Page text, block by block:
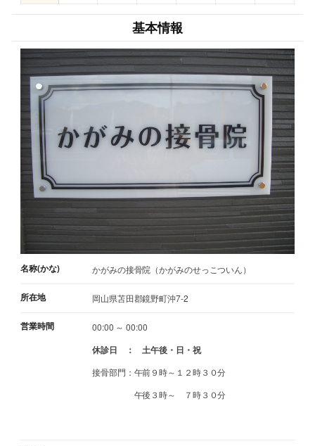
基本情報
名称(かな) かがみの接骨院（かがみのせっこついん）
所在地 岡山県苫田郡鏡野町沖7-2
営業時間 00:00 ～ 00:00
休診日 ： 土午後・日・祝
接骨部門：午前９時～１２時３０分
午後３時～ ７時３０分